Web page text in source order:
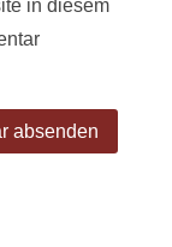
in diesem